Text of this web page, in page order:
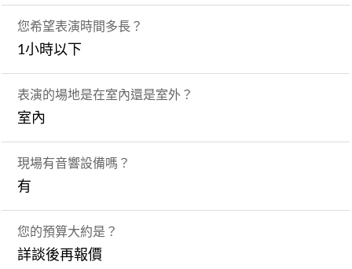
您希望表演時間多長？
1小時以下
表演的場地是在室內還是室外？
室內
現場有音響設備嗎？
有
您的預算大約是？
詳談後再報價